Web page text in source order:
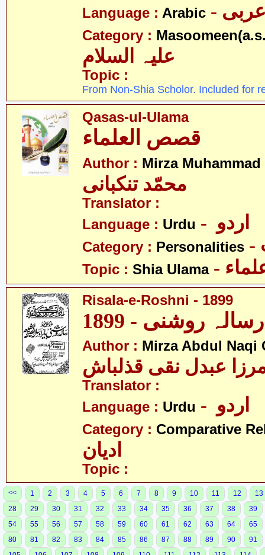
Language : Arabic عربی
Category :
Topic :
From Non-Shia Scholor. Included for
Qasas-ul-Ulama
Author : Mirza
Translator :
Language : Urdu
Category : Personalities
Topic : Shia Ulama
Risala-e-Roshni - 1899
Author : Mirza Abdul Naqi
عبدل نقی قذلباش
Translator :
Language : Urdu
Category : Comparative
ادیان
Topic :
<< 1 2 3 4 5 6 7 8 9 10 11 12
13
28
29 30 31 32 33 34 35 36 37 38
39
54
55 56 57 58 59 60 61 62 63 64
65
80
81 82 83 84 85 86 87 88 89 90
91